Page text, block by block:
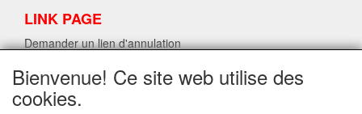
LINK PAGE
Demander un lien d'annulation
INFORMATIONS SUR LE LATEX LPM.
Bienvenue! Ce site web utilise des
cookies.